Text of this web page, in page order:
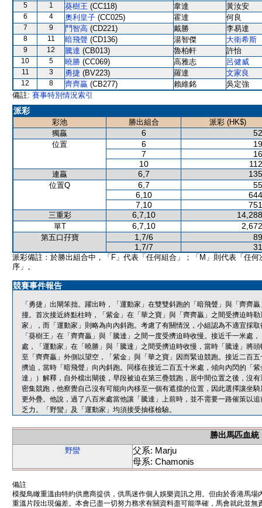
5 1 葵樹王 (CC118) 韋達 黃汝安
6 4 奧利皇子 (CC025) 霍達 何良
7 9 鬥智高 (CD221) 戴勝 李易達
8 11 暗飛聲 (CD136) 湯智傑 大衛希斯
9 12 騰達 (CB013) 魯柏軒 許怡
10 5 曉勝 (CC069) 高雅志 呂健威
11 3 勇捷 (BV223) 羅達 文家良
12 8 齊齊贏 (CB277) 賴維銘
吳定強
備註: 賽事特別情況索引
派彩
彩池 勝出組合
派彩 (HK$)
獨贏
6
位置 6
7
10
連贏 6,7
位置Q 6,7
6,10
7,10
三重彩 6,7,10
單T 6,7,10
第五口孖寶 1,7/6
1,7/7
派彩備註：於勝出組合中，「F」代表「任何組合」；「M」則代表「任何
序」。
競賽事件報告
「勇捷」出閘笨拙。躍出時，「運動家」在雙雙斜跑的「暗飛聲」與「齊齊
撞。首次接近終點柱時，「紫金」在「華之寶」與「齊齊贏」之間受擠迫時
家」，而「運動家」則略為向內斜跑。考慮了有關情況，小組認為不適宜採
「葵樹王」在「齊齊贏」與「騰達」之間一度受擠迫時收慢。接近千一米處
處，「運動家」在「曉勝」與「騰達」之間受擠迫時收慢，當時「騰達」將
至「齊齊贏」外側以望空，「紫金」與「華之寶」因而緊迫競跑。接近二百
擠迫，當時「暗飛聲」向內斜跑。同樣在接近二百五十米處，傾向內閃的「
達」）解釋，自外檔出閘後，早段被迫在第三疊競跑，居中間位置之後，沒
密集競跑，他察覺自己沒有可能向內移至一個有遮擋的位置，因此選擇讓坐
更外疊。他說，過了八百米處當他讓「騰達」上前時，並不需要一路催策以
乏力。「野蠻」及「運動家」均須接受抽樣檢驗。
勝出馬匹血統
野蠻
父系: Marju
母系: Chamonis
備註
模擬鳥瞰重溫由特約供應商提供，供馬迷作個人娛樂資訊之用。但由於香港馬
重溫片段出現偏差。本會已盡一切努力務求有關資料盡可能準確，馬會就此並